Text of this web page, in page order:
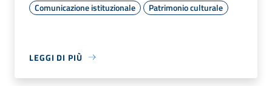
Comunicazione istituzionale Patrimonio culturale
LEGGI DI PIÙ